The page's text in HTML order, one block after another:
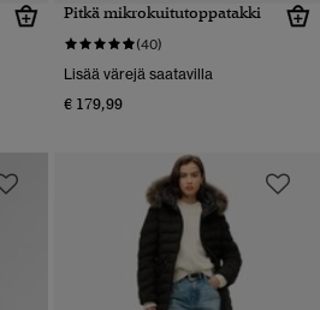
Pitkä mikrokuitutoppatakki
(40)
Lisää värejä saatavilla
€ 179,99